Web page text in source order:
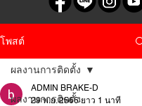
โพสต์
ผลงานการติดตั้ง
ผลงานการติดตั้ง
ADMIN BRAKE-D
29 พ.ย. 2566 ยาว 1 นาที